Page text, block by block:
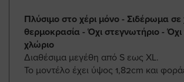
Πλύσιμο στο χέρι μόνο - Σιδέρωμα
θερμοκρασία - Όχι στεγνωτήριο - Όχι
χλώριο
Διαθέσιμα μεγέθη από S εως XL.
Το μοντέλο έχει ύψος 1,82cm και